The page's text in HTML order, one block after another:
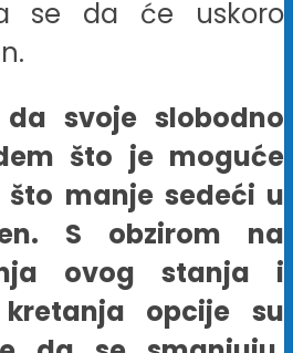
se da će uskoro
svoje slobodno
što je moguće
manje sedeći u
S obzirom na
ovog stanja i
opcije su